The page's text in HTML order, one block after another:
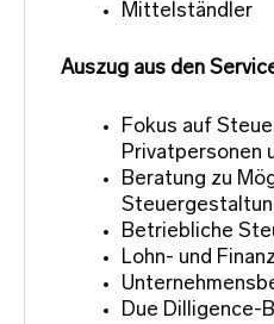
Mittelständler
Auszug aus den
Fokus auf
Privatpersonen
Beratung zu
Betriebliche
Lohn- und
Due Dilligence-